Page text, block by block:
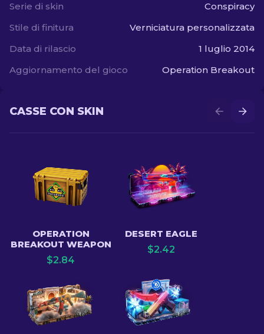
Serie di skin
Conspiracy
Stile di finitura
Verniciatura personalizzata
Data di rilascio
1 luglio 2014
Aggiornamento del gioco
Operation Breakout
CASSE CON SKIN
OPERATION
BREAKOUT WEAPON
$2.84
DESERT EAGLE
$2.42